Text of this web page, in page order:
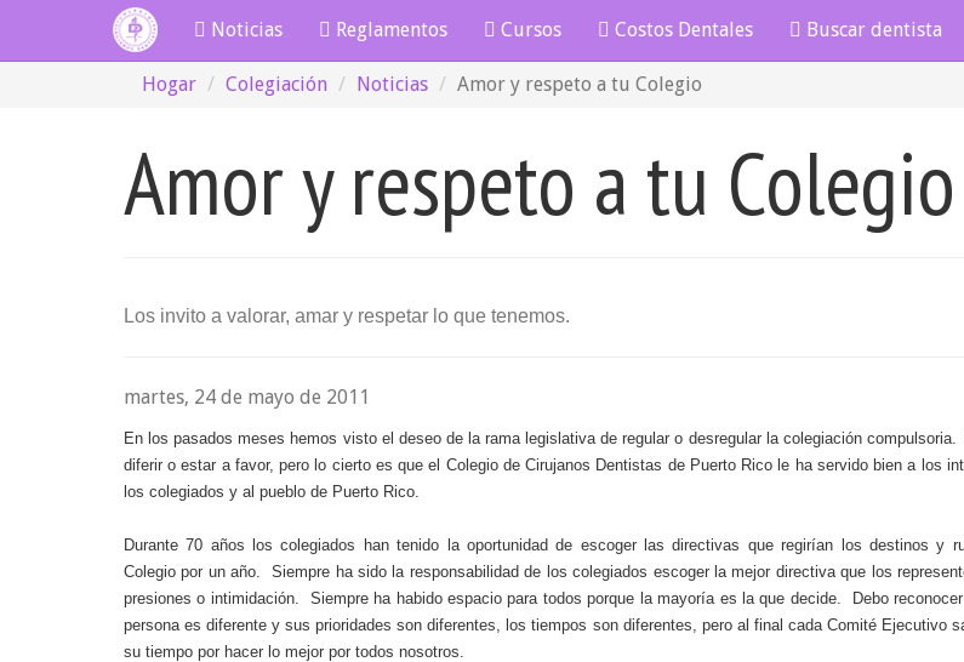
Noticias Reglamentos Cursos Costos Dentales Buscar dentista
Hogar Colegiación Noticias Amor y respeto a tu Colegio
Amor y respeto a tu Colegio
Los invito a valorar, amar y respetar lo que tenemos.
martes, 24 de mayo de 2011
En los pasados meses hemos visto el deseo de la rama legislativa de regular o desregular la colegiación compulsoria.
diferir o estar a favor, pero lo cierto es que el Colegio de Cirujanos Dentistas de Puerto Rico le ha servido bien a los
los colegiados y al pueblo de Puerto Rico.
Durante 70 años los colegiados han tenido la oportunidad de escoger las directivas que regirían los destinos y
Colegio por un año.
Siempre ha sido la responsabilidad de los colegiados escoger la mejor directiva que los
presiones o intimidación.
Siempre ha habido espacio para todos porque la mayoría es la que decide.
Debo
persona es diferente y sus prioridades son diferentes, los tiempos son diferentes, pero al final cada Comité Ejecutivo
su tiempo por hacer lo mejor por todos nosotros.